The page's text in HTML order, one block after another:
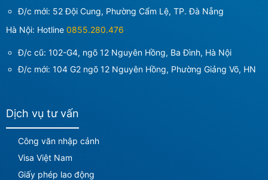
Đ/c mới: 52 Đội Cung, Phường Cẩm Lệ, TP. Đà Nẵng
Hà Nội: Hotline 0855.280.476
Đ/c cũ: 102-G4, ngõ 12 Nguyên Hồng, Ba Đình, Hà Nội
Đ/c mới: 104 G2 ngõ 12 Nguyên Hồng, Phường Giảng Võ, HN
Dịch vụ tư vấn
Công văn nhập cảnh
Visa Việt Nam
Giấy phép lao động